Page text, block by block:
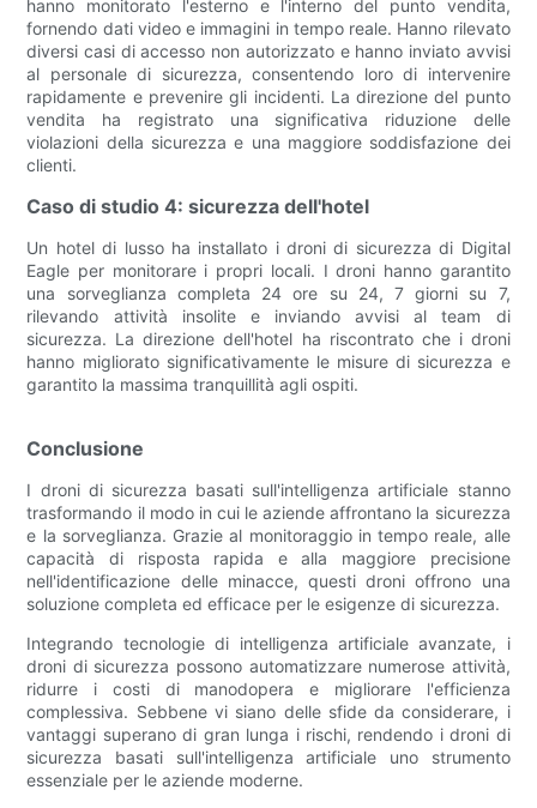
hanno monitorato l'esterno e l'interno del punto vendita,
fornendo dati video e immagini in tempo reale. Hanno rilevato
diversi casi di accesso non autorizzato e hanno inviato avvisi
al personale di sicurezza, consentendo loro di intervenire
rapidamente e prevenire gli incidenti. La direzione del punto
vendita ha registrato una significativa riduzione delle
violazioni della sicurezza e una maggiore soddisfazione dei
clienti.
Caso di studio 4: sicurezza dell'hotel
Un hotel di lusso ha installato i droni di sicurezza di Digital
Eagle per monitorare i propri locali. I droni hanno garantito
una sorveglianza completa 24 ore su 24, 7 giorni su 7,
rilevando attività insolite e inviando avvisi al team di
sicurezza. La direzione dell'hotel ha riscontrato che i droni
hanno migliorato significativamente le misure di sicurezza e
garantito la massima tranquillità agli ospiti.
Conclusione
I droni di sicurezza basati sull'intelligenza artificiale stanno
trasformando il modo in cui le aziende affrontano la sicurezza
e la sorveglianza. Grazie al monitoraggio in tempo reale, alle
capacità di risposta rapida e alla maggiore precisione
nell'identificazione delle minacce, questi droni offrono una
soluzione completa ed efficace per le esigenze di sicurezza.
Integrando tecnologie di intelligenza artificiale avanzate, i
droni di sicurezza possono automatizzare numerose attività,
ridurre i costi di manodopera e migliorare l'efficienza
complessiva. Sebbene vi siano delle sfide da considerare, i
vantaggi superano di gran lunga i rischi, rendendo i droni di
sicurezza basati sull'intelligenza artificiale uno strumento
essenziale per le aziende moderne.